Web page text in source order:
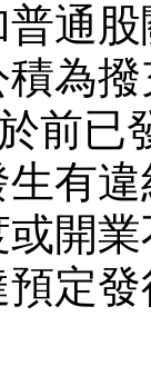
通
為
前已
有
或開
定